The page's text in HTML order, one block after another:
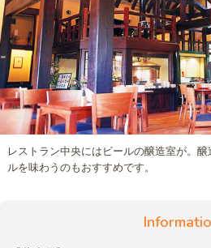
レストラン中央にはビールの醸造室が。
ルを味わうのもおすすめです。